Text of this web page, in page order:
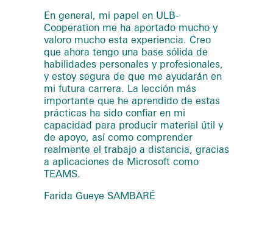
En general, mi papel en ULB-
Cooperation me ha aportado mucho y
valoro mucho esta experiencia. Creo
que ahora tengo una base sólida de
habilidades personales y profesionales,
y estoy segura de que me ayudarán en
mi futura carrera. La lección más
importante que he aprendido de estas
prácticas ha sido confiar en mi
capacidad para producir material útil y
de apoyo, así como comprender
realmente el trabajo a distancia, gracias
a aplicaciones de Microsoft como
TEAMS.
Farida Gueye SAMBARÉ